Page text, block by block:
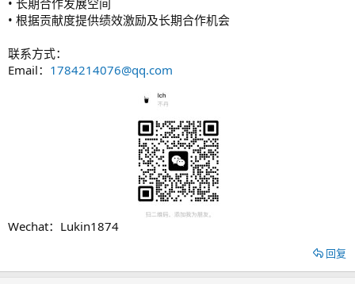
• 根据贡献度提供绩效激励及长期合作机会
联系方式：
Email： 1784214076@qq.com
Wechat：Lukin1874
回复